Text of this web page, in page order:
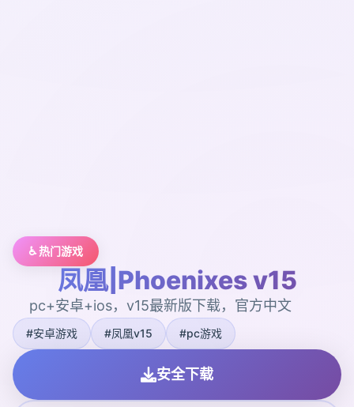
♿ 热门游戏
凤凰|Phoenixes v15
pc+安卓+ios，v15最新版下载，官方中文
#安卓游戏 #凤凰v15 #pc游戏
安全下载